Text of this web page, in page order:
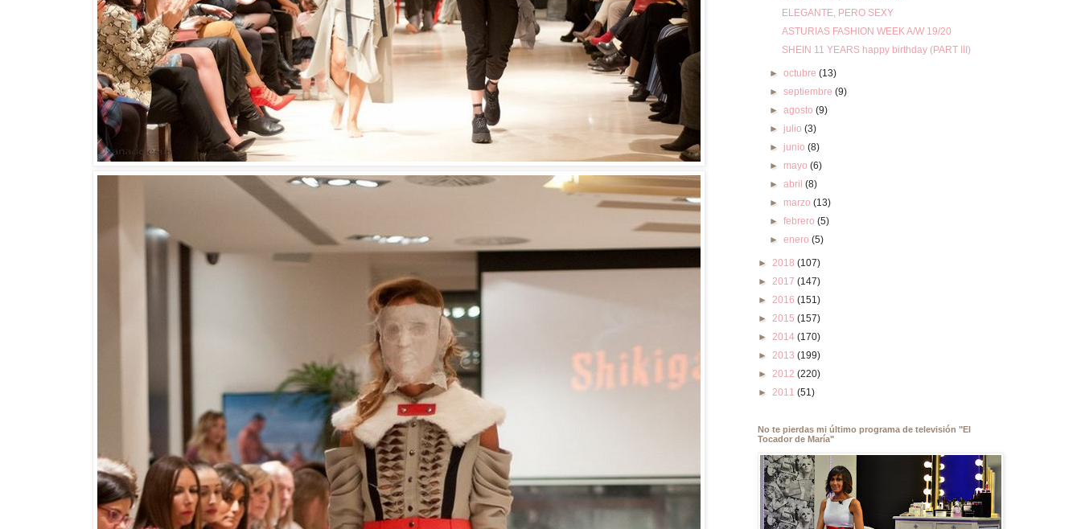
ELEGANTE, PERO SEXY
ASTURIAS FASHION WEEK A/W 19/20
SHEIN 11 YEARS happy birthday (PART III)
►octubre(13)
►septiembre(9)
►agosto(9)
► julio(3)
► junio(8)
► mayo(6)
►abril(8)
► marzo(13)
►febrero(5)
►enero(5)
► 2018 (107)
► 2017 (147)
► 2016 (151)
► 2015 (157)
► 2014 (170)
► 2013 (199)
► 2012 (220)
► 2011 (51)
No te pierdas mi último programa de televisión "El
Tocador de María"